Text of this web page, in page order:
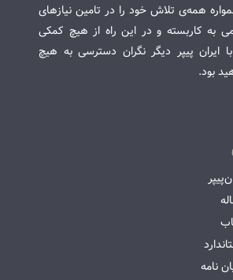
همواره همه‌ی تلاش خود را در تامین نیازهای
به کاربسته و در این راه از هیچ کمکی
ایران پیپر دیگر نگران دسترسی به هیچ
بود.
نامه